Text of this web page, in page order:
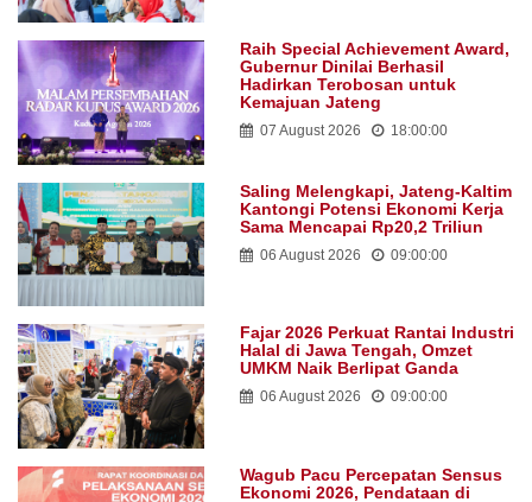
Raih Special Achievement Award,
Gubernur Dinilai Berhasil
Hadirkan Terobosan untuk
Kemajuan Jateng
07 August 2026 18:00:00
Saling Melengkapi, Jateng-Kaltim
Kantongi Potensi Ekonomi Kerja
Sama Mencapai Rp20,2 Triliun
06 August 2026 09:00:00
Fajar 2026 Perkuat Rantai Industri
Halal di Jawa Tengah, Omzet
UMKM Naik Berlipat Ganda
06 August 2026 09:00:00
Wagub Pacu Percepatan Sensus
Ekonomi 2026, Pendataan di